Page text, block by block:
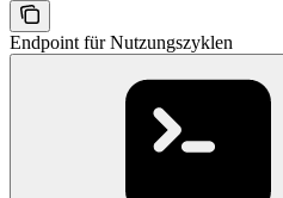
Endpoint für Nutzungszyklen